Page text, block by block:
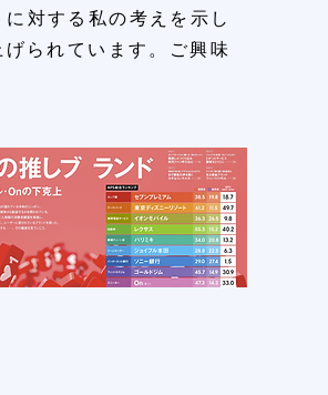
対する私の考えを示し
られています。ご興味